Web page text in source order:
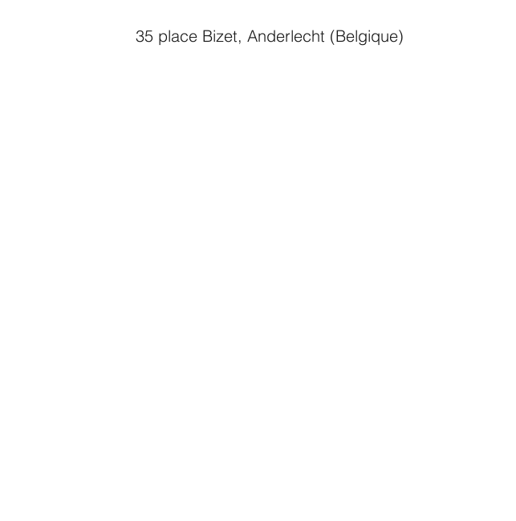
35 place Bizet, Anderlecht (Belgique)